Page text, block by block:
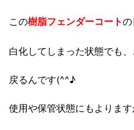
この樹脂フェンダーコートの
白化してしまった状態でも
戻るんです(^^♪
使用や保管状態にもよります